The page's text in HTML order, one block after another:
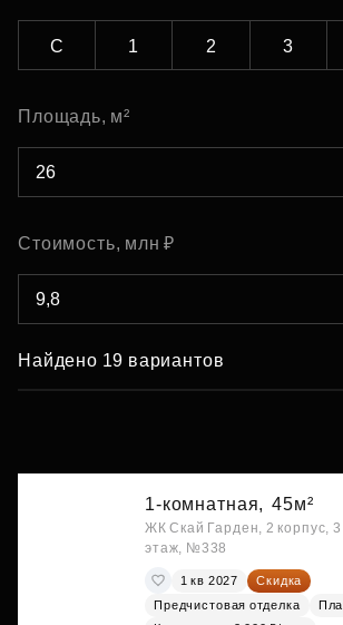
С 1 2 3
Площадь, м²
Стоимость, млн ₽
Найдено 19 вариантов
1-комнатная, 45м²
ЖК Скай Гарден, 2 корпус, 3
этаж, №338
1 кв 2027
Скидка
Предчистовая отделка